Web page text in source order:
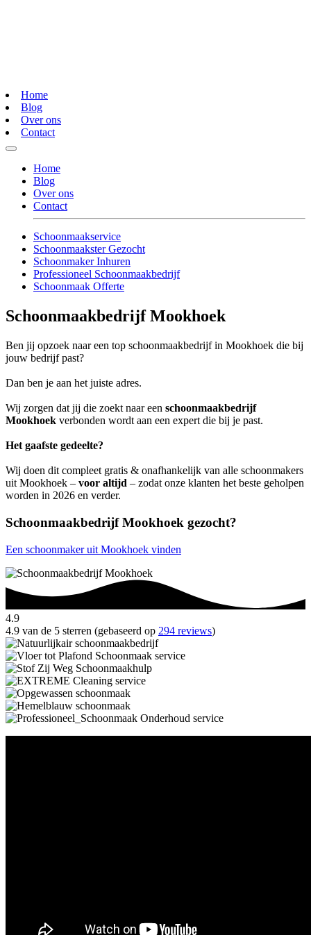
Home
Blog
Over ons
Contact
Home
Blog
Over ons
Contact
Schoonmaakservice
Schoonmaakster Gezocht
Schoonmaker Inhuren
Professioneel Schoonmaakbedrijf
Schoonmaak Offerte
Schoonmaakbedrijf Mookhoek
Ben jij opzoek naar een top schoonmaakbedrijf in Mookhoek die bij
jouw bedrijf past?
Dan ben je aan het juiste adres.
Wij zorgen dat jij die zoekt naar een schoonmaakbedrijf
Mookhoek verbonden wordt aan een expert die bij je past.
Het gaafste gedeelte?
Wij doen dit compleet gratis & onafhankelijk van alle schoonmakers
uit Mookhoek – voor altijd – zodat onze klanten het beste geholpen
worden in 2026 en verder.
Schoonmaakbedrijf Mookhoek gezocht?
Een schoonmaker uit Mookhoek vinden
4.9
4.9 van de 5 sterren (gebaseerd op 294 reviews)